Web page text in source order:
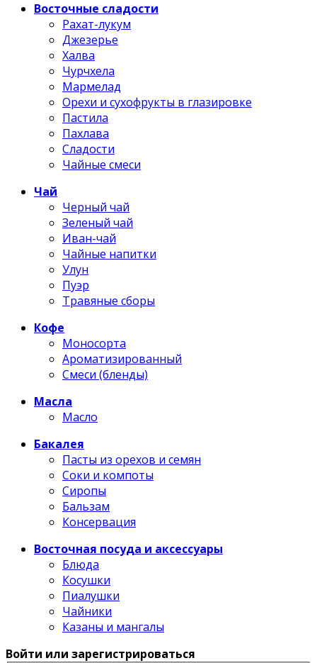
Восточные сладости
Рахат-лукум
Джезерье
Халва
Чурчхела
Мармелад
Орехи и сухофрукты в глазировке
Пастила
Пахлава
Сладости
Чайные смеси
Чай
Черный чай
Зеленый чай
Иван-чай
Чайные напитки
Улун
Пуэр
Травяные сборы
Кофе
Моносорта
Ароматизированный
Смеси (бленды)
Масла
Масло
Бакалея
Пасты из орехов и семян
Соки и компоты
Сиропы
Бальзам
Консервация
Восточная посуда и аксессуары
Блюда
Косушки
Пиалушки
Чайники
Казаны и мангалы
Войти или зарегистрироваться